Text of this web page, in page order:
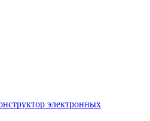
электронных